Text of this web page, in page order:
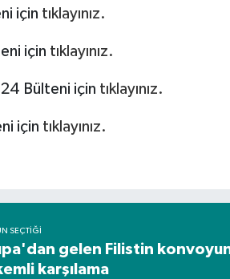
için tıklayınız.
için tıklayınız.
Bülteni için tıklayınız.
için tıklayınız.
SEÇTIĞI
gelen Filistin
karşılama